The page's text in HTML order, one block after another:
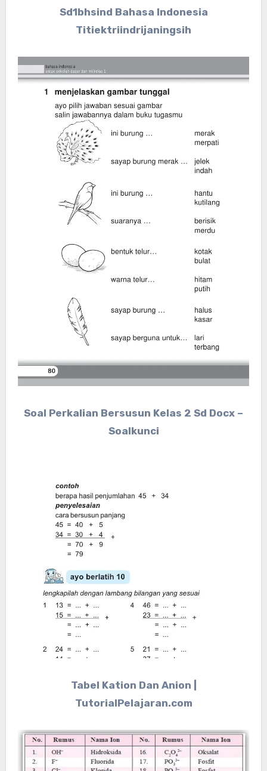
Sd1bhsind Bahasa Indonesia
Titiektriindrijaningsih
Soal Perkalian Bersusun Kelas 2 Sd Docx –
Soalkunci
Tabel Kation Dan Anion |
TutorialPelajaran.com